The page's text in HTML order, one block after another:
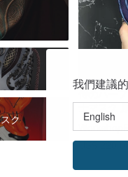
ク
侍のハーフマスク パ
US$
我們建議